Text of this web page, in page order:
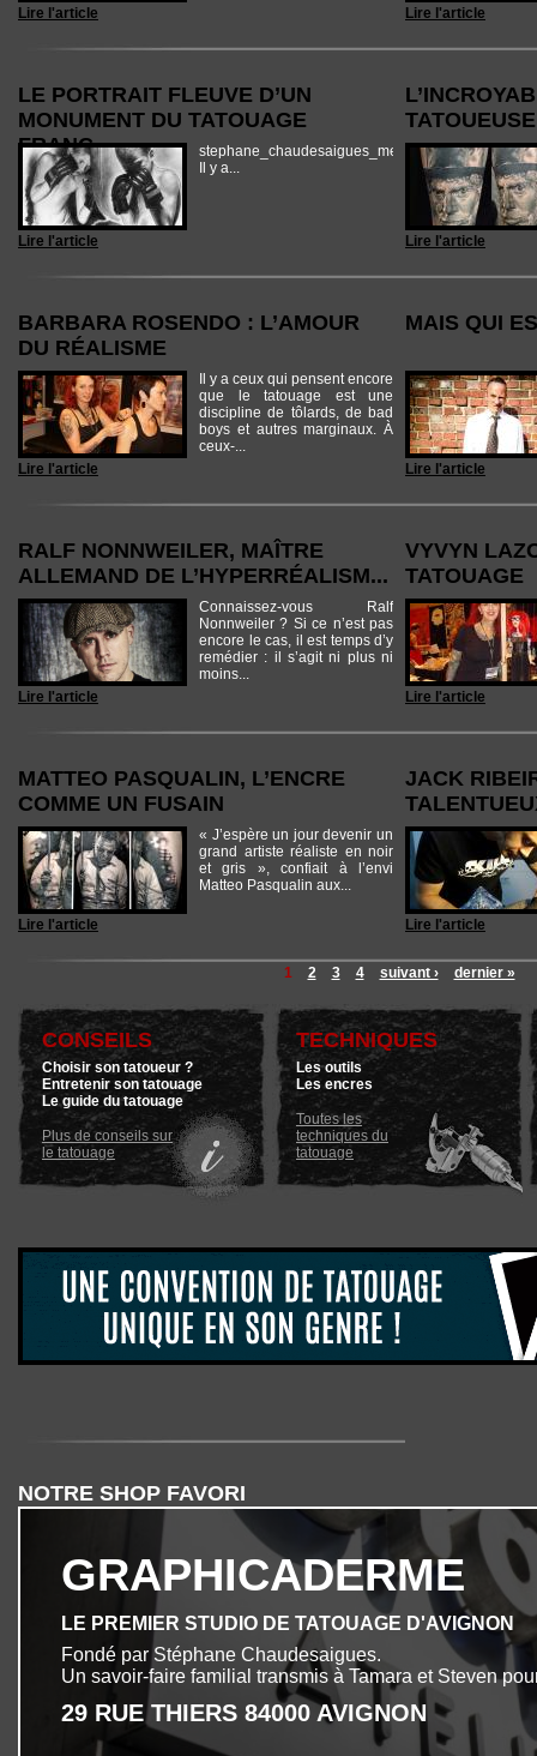
Lire l'article
Lire l'article
LE PORTRAIT FLEUVE D’UN
MONUMENT DU TATOUAGE
FRANÇ...
Il y a...
Lire l'article Lire l'article
BARBARA ROSENDO : L’AMOUR
DU RÉALISME
Il y a ceux qui pensent encore
que le tatouage est une
discipline de tôlards, de bad
boys et autres marginaux. À
ceux-...
Lire l'article
MAIS QUI
Lire l'article
RALF NONNWEILER, MAÎTRE
ALLEMAND DE L’HYPERRÉALISM...
Connaissez-vous Ralf
Nonnweiler ? Si ce n’est pas
encore le cas, il est temps d’y
remédier : il s’agit ni plus ni
moins...
Lire l'article
VYVYN
TATOUAGE
Lire l'article
MATTEO PASQUALIN, L’ENCRE
COMME UN FUSAIN
« J’espère un jour devenir un
grand artiste réaliste en noir
et gris », confiait à l’envi
Matteo Pasqualin aux...
Lire l'article
JACK
Lire l'article
1 2 3 4 suivant › dernier »
CONSEILS
Choisir son tatoueur ?
Entretenir son tatouage
Le guide du tatouage
Plus de conseils sur
le tatouage
TECHNIQUES
Les outils
Les encres
Toutes les
techniques du
tatouage
NOTRE SHOP FAVORI
GRAPHICADERME
LE PREMIER STUDIO DE TATOUAGE D'AVIGNON
Fondé par Stéphane Chaudesaigues.
Un savoir-faire familial transmis à Tamara et Steven
29 RUE THIERS 84000 AVIGNON